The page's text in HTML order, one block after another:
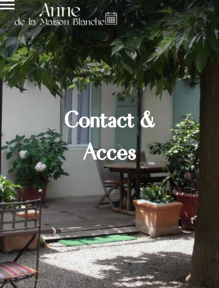
Contact &
Accès